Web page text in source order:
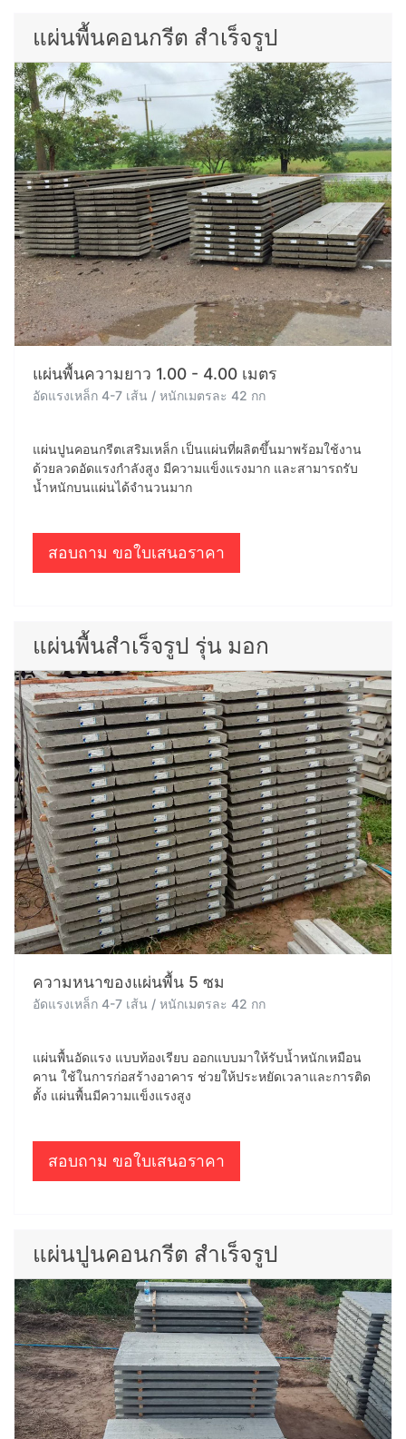
แผ่นพื้นคอนกรีต สำเร็จรูป
แผ่นพื้นความยาว 1.00 - 4.00 เมตร
อัดแรงเหล็ก 4-7 เส้น / หนักเมตรละ 42 กก
แผ่นปูนคอนกรีตเสริมเหล็ก เป็นแผ่นที่ผลิตขึ้นมาพร้อมใช้งาน
ด้วยลวดอัดแรงกำลังสูง มีความแข็งแรงมาก และสามารถรับ
น้ำหนักบนแผ่นได้จำนวนมาก
สอบถาม ขอใบเสนอราคา
แผ่นพื้นสำเร็จรูป รุ่น มอก
ความหนาของแผ่นพื้น 5 ซม
อัดแรงเหล็ก 4-7 เส้น / หนักเมตรละ 42 กก
แผ่นพื้นอัดแรง แบบท้องเรียบ ออกแบบมาให้รับน้ำหนักเหมือน
คาน ใช้ในการก่อสร้างอาคาร ช่วยให้ประหยัดเวลาและการติด
ตั้ง แผ่นพื้นมีความแข็งแรงสูง
สอบถาม ขอใบเสนอราคา
แผ่นปูนคอนกรีต สำเร็จรูป